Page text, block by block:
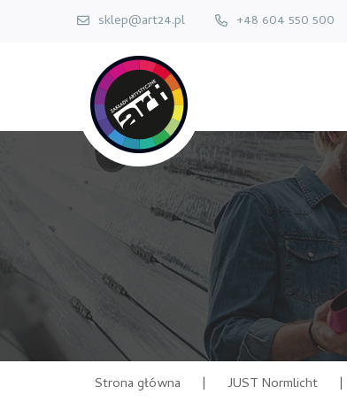
sklep@art24.pl +48 604 550 500
Strona główna | JUST Normlicht |